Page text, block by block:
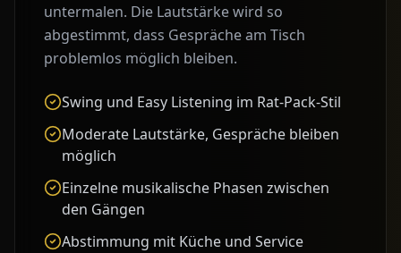
untermalen. Die Lautstärke wird so
abgestimmt, dass Gespräche am Tisch
problemlos möglich bleiben.
Swing und Easy Listening im Rat-Pack-Stil
Moderate Lautstärke, Gespräche bleiben
möglich
Einzelne musikalische Phasen zwischen
den Gängen
Abstimmung mit Küche und Service